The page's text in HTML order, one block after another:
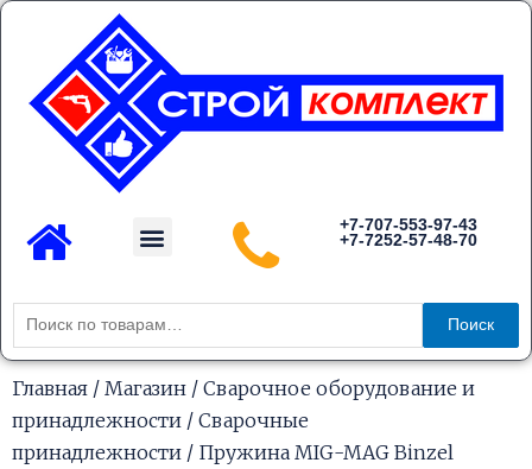
Перейти
содержимому
Menu
+7-707-553-97-43
+7-7252-57-48-70
Искать:
Поиск
Главная / Магазин / Сварочное оборудование и
принадлежности / Сварочные
принадлежности / Пружина MIG-MAG Binzel